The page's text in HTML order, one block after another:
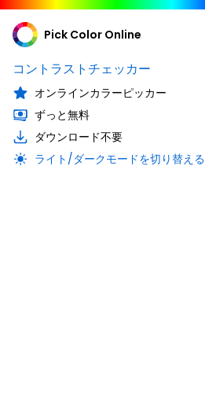
Pick Color Online
コントラストチェッカー
オンラインカラーピッカー
ずっと無料
ダウンロード不要
ライト/ダークモードを切り替える